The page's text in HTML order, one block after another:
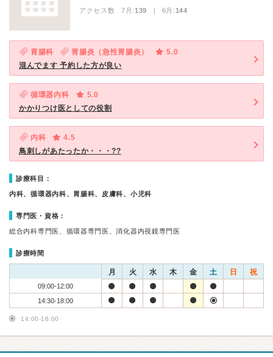
アクセス数 7月:139 | 6月:144
胃腸科 胃腸炎（急性胃腸炎）
5.0
混んでます 予約した方が良い
循環器内科
5.0
かかりつけ医としての役割
内科
4.5
鳥刺しがあたったか・・・??
診療科目：
内科、循環器内科、胃腸科、皮膚科、小児科
専門医・資格：
総合内科専門医、循環器専門医、消化器内視鏡専門医
診療時間
月 火 水 木 金 土 日 祝
09:00-12:00
14:30-18:00
14:00-16:00